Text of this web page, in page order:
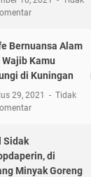
Bernuansa Alam
Kamu
di Kuningan
29, 2021
Tidak
Sidak
di
Minyak Goreng